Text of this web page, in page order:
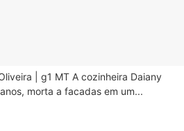
| g1 MT A cozinheira Daiany
morta a facadas em um...